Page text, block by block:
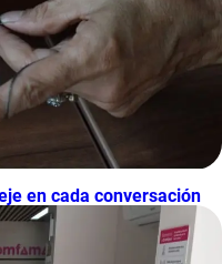
en cada conversación